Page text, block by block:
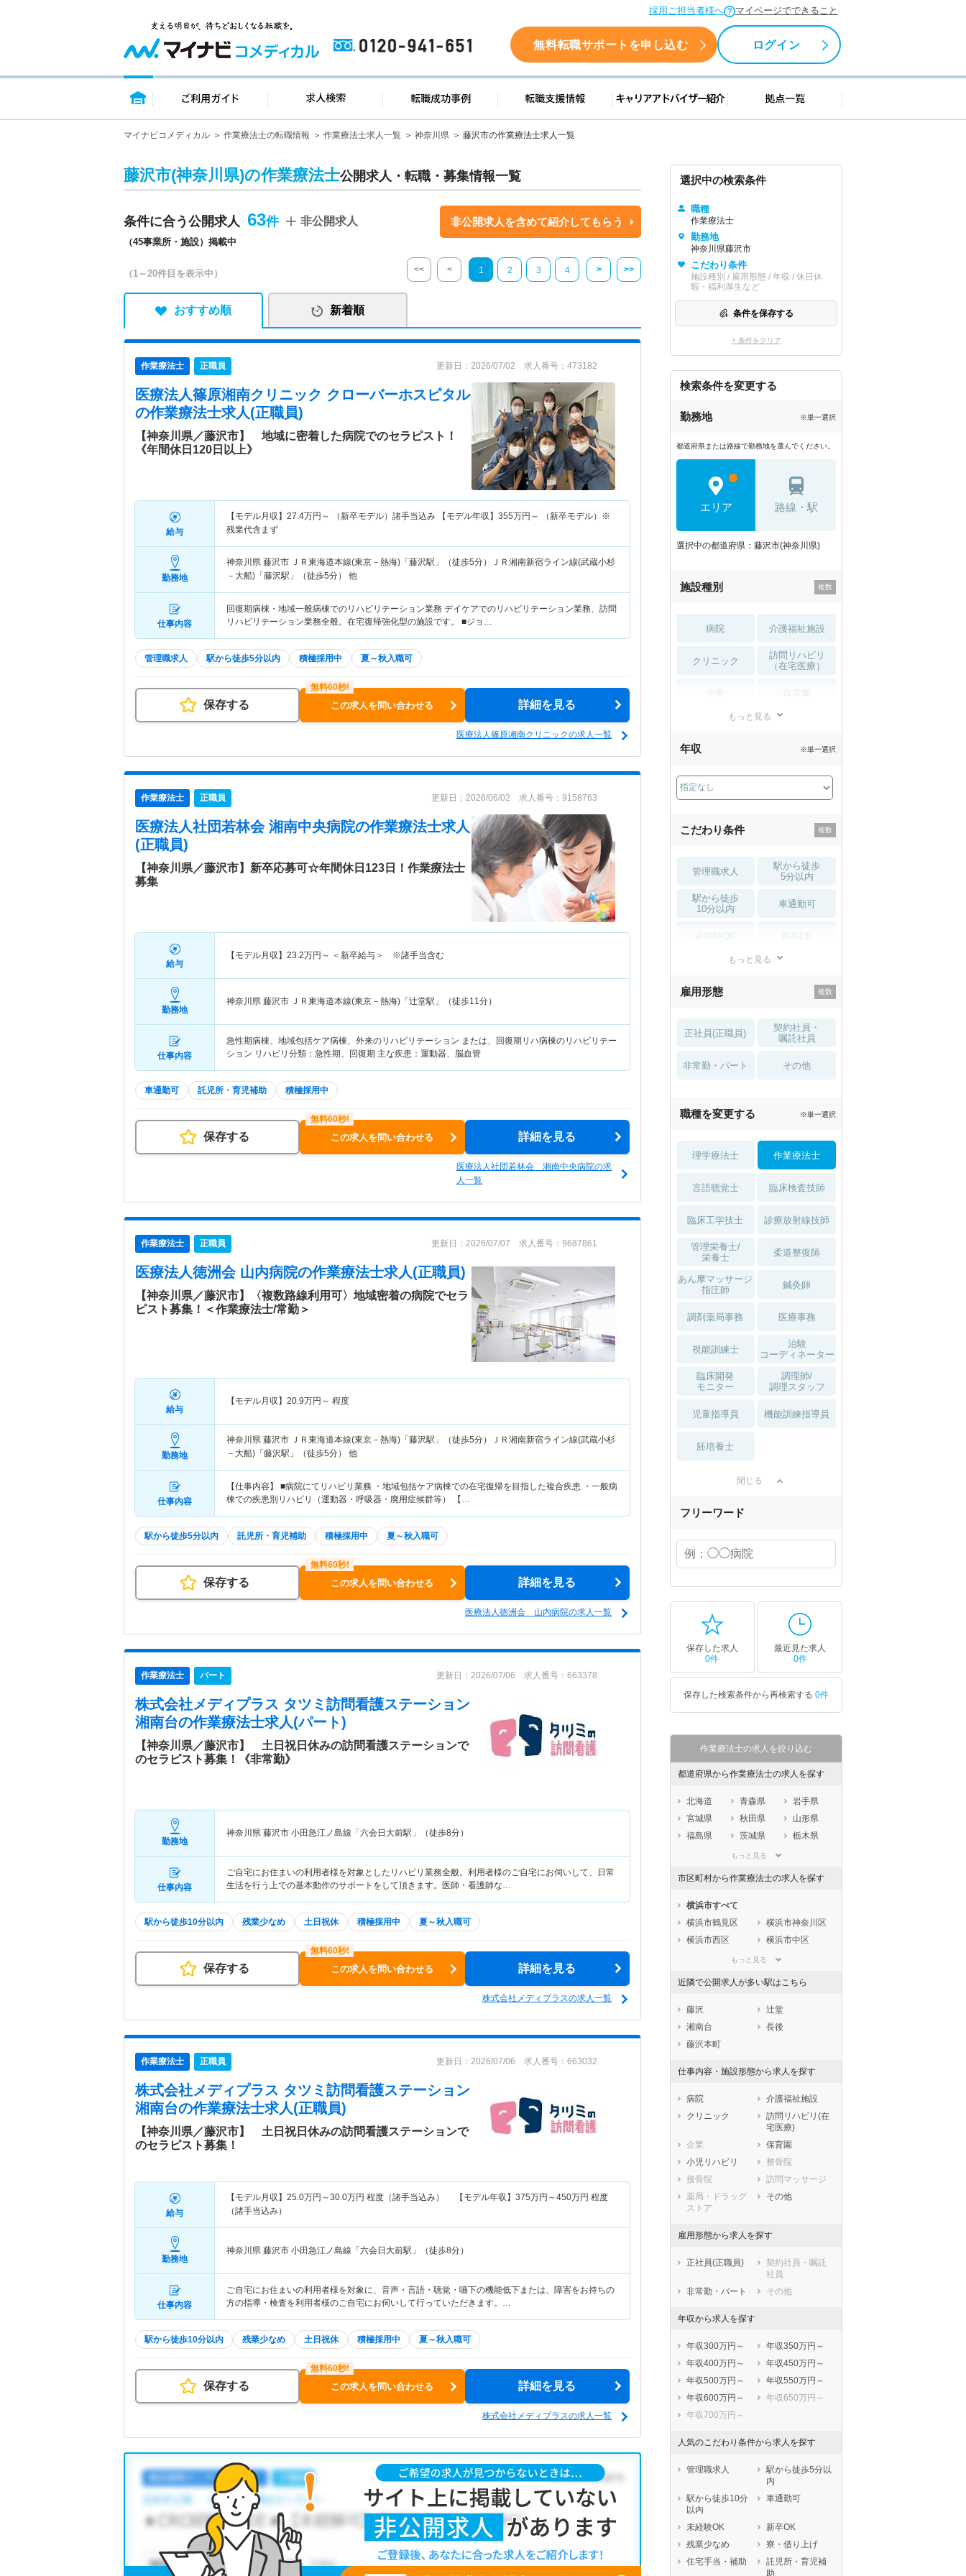
採用ご担当者様へ マイページでできること
0120-941-651 無料転職サポートを申し込む ログイン
トップページ ご利用ガイド 求人検索 転職成功事例 転職支援情報 キャリアアドバイザー紹介 拠点一覧
マイナビコメディカル 作業療法士の転職情報 作業療法士求人一覧 神奈川県 藤沢市の作業療法士求人一覧
藤沢市(神奈川県)の作業療法士公開求人・転職・募集情報一覧
条件に合う公開求人 63
（45事業所・施設）掲載中
非公開求人 非公開求人を含めて紹介してもらう
（1～20件目を表示中） << < 1 2 3 4 > >>
おすすめ順 新着順
作業療法士 正職員 更新日：2026/07/02 求人番号：473182
医療法人篠原湘南クリニック クローバーホスピタル
の作業療法士求人(正職員)
【神奈川県／藤沢市】 地域に密着した病院でのセラピスト！
《年間休日120日以上》
給与
【モデル月収】 27.4万円～ （新卒モデル）諸手当込み 【モデル年収】 355万円～
（新卒モデル）※
残業代含まず
勤務地
神奈川県 藤沢市 ＪＲ東海道本線(東京－熱海)「藤沢駅」（徒歩5分）ＪＲ湘南新宿ライン線(武蔵小杉
－大船)「藤沢駅」（徒歩5分） 他
仕事内容
回復期病棟・地域一般病棟でのリハビリテーション業務 デイケアでのリハビリテーション業務、訪問
リハビリテーション業務全般。在宅復帰強化型の施設です。 ■ジョ…
管理職求人 駅から徒歩5分以内 積極採用中 夏～秋入職可
保存する この求人を問い合わせる 詳細を見る
医療法人篠原湘南クリニックの求人一覧
作業療法士 正職員 更新日：2026/06/02 求人番号：9158763
医療法人社団若林会 湘南中央病院の作業療法士求人
(正職員)
【神奈川県／藤沢市】新卒応募可☆年間休日123日！作業療法士
募集
給与
【モデル月収】 23.2万円～ ＜新卒給与＞ ※諸手当含む
勤務地
神奈川県 藤沢市 ＪＲ東海道本線(東京－熱海)「辻堂駅」（徒歩11分）
仕事内容
急性期病棟、地域包括ケア病棟、外来のリハビリテーション または、回復期リハ病棟のリハビリテー
ション リハビリ分類：急性期、回復期 主な疾患：運動器、脳血管
車通勤可 託児所・育児補助 積極採用中
保存する この求人を問い合わせる 詳細を見る
医療法人社団若林会 湘南中央病院の求
人一覧
作業療法士 正職員 更新日：2026/07/07 求人番号：9687861
医療法人徳洲会 山内病院の作業療法士求人(正職員)
【神奈川県／藤沢市】〈複数路線利用可〉地域密着の病院でセラ
ピスト募集！＜作業療法士/常勤＞
給与
【モデル月収】 20.9万円～ 程度
勤務地
神奈川県 藤沢市 ＪＲ東海道本線(東京－熱海)「藤沢駅」（徒歩5分）ＪＲ湘南新宿ライン線(武蔵小杉
－大船)「藤沢駅」（徒歩5分） 他
仕事内容
【仕事内容】 ■病院にてリハビリ業務 ・地域包括ケア病棟での在宅復帰を目指した複合疾患 ・一般病
棟での疾患別リハビリ（運動器・呼吸器・廃用症候群等） 【…
駅から徒歩5分以内 託児所・育児補助 積極採用中 夏～秋入職可
保存する この求人を問い合わせる 詳細を見る
医療法人徳洲会 山内病院の求人一覧
作業療法士 パート 更新日：2026/07/06 求人番号：663378
株式会社メディプラス タツミ訪問看護ステーション
湘南台の作業療法士求人(パート)
【神奈川県／藤沢市】 土日祝日休みの訪問看護ステーションで
のセラピスト募集！《非常勤》
勤務地
神奈川県 藤沢市 小田急江ノ島線「六会日大前駅」（徒歩8分）
仕事内容
ご自宅にお住まいの利用者様を対象としたリハビリ業務全般。利用者様のご自宅にお伺いして、日常
生活を行う上での基本動作のサポートをして頂きます。医師・看護師な…
駅から徒歩10分以内 残業少なめ 土日祝休 積極採用中 夏～秋入職可
保存する この求人を問い合わせる 詳細を見る
株式会社メディプラスの求人一覧
作業療法士 正職員 更新日：2026/07/06 求人番号：663032
株式会社メディプラス タツミ訪問看護ステーション
湘南台の作業療法士求人(正職員)
【神奈川県／藤沢市】 土日祝日休みの訪問看護ステーションで
のセラピスト募集！
給与
【モデル月収】 25.0万円～30.0万円 程度（諸手当込み） 【モデル年収】 375万円～450万円 程度
（諸手当込み）
勤務地
神奈川県 藤沢市 小田急江ノ島線「六会日大前駅」（徒歩8分）
仕事内容
ご自宅にお住まいの利用者様を対象に、音声・言語・聴覚・嚥下の機能低下または、障害をお持ちの
方の指導・検査を利用者様のご自宅にお伺いして行っていただきます。…
駅から徒歩10分以内 残業少なめ 土日祝休 積極採用中 夏～秋入職可
保存する この求人を問い合わせる 詳細を見る
株式会社メディプラスの求人一覧
選択中の検索条件
職種
作業療法士
勤務地
神奈川県藤沢市
こだわり条件
施設種別 / 雇用形態 / 年収 / 休日休
暇・福利厚生など
条件を保存する
× 条件をクリア
検索条件を変更する
勤務地 ※単一選択
都道府県または路線で勤務地を選んでください。
エリア 路線・駅
選択中の都道府県：藤沢市(神奈川県)
施設種別
病院 介護福祉施設
クリニック
訪問リハビリ
（在宅医療）
薬局・
もっと見る
年収 ※単一選択
こだわり条件
管理職求人
駅から徒歩
5分以内
駅から徒歩
10分以内
車通勤可
住宅手当・補助
土日祝休 無資格 OK
積極採用中 WEB面接OK
もっと見る
雇用形態
正社員(正職員)
契約社員・
嘱託社員
非常勤・パート その他
職種を変更する ※単一選択
理学療法士 作業療法士
言語聴覚士 臨床検査技師
臨床工学技士 診療放射線技師
管理栄養士/
栄養士
柔道整復師
あん摩マッサージ
指圧師
鍼灸師
調剤薬局事務 医療事務
視能訓練士
治験
コーディネーター
臨床開発
モニター
調理師/
調理スタッフ
児童指導員 機能訓練指導員
胚培養士
閉じる
フリーワード
保存した求人
0件
最近見た求人
0件
保存した検索条件から再検索する 0件
作業療法士の求人を絞り込む
都道府県から作業療法士の求人を探す
北海道 青森県
岩手県
宮城県
秋田県
山形県
福島県
茨城県
栃木県
埼玉県
石川県
静岡県
愛知県
三重県
滋賀県
京都府
大阪府
奈良県
香川県
愛媛県
福岡県
佐賀県
熊本県
もっと見る
市区町村から作業療法士の求人を探す
横浜市すべて
横浜市鶴見区
横浜市神奈川区
横浜市西区
横浜市中区
横浜市保土ケ谷
横浜市磯子区
横浜市金沢区
横浜市港北区
横浜市戸塚区
横浜市港南区
横浜市旭区
横浜市緑区
横浜市青葉区
横浜市都筑区
川崎市高津区
川崎市多摩区
川崎市宮前区
川崎市麻生区
相模原市すべて
相模原市緑区
相模原市中央区
相模原市南区
鎌倉市
藤沢市
茅ヶ崎市
逗子市
三浦市
秦野市
海老名市
座間市
南足柄市
綾瀬市
三浦郡葉山町
高座郡寒川町
中郡大磯町
中郡二宮町
足柄上郡中井町
足柄下郡真鶴町
足柄下郡湯河原
町
愛甲郡愛川町
愛甲郡清川村
もっと見る
近隣で公開求人が多い駅はこちら
藤沢
辻堂
湘南台
長後
藤沢本町
仕事内容・施設形態から求人を探す
病院
介護福祉施設
クリニック
訪問リハビリ(在
宅医療)
企業
保育園
小児リハビリ
整骨院
接骨院
訪問マッサージ
薬局・ドラッグ
ストア
その他
雇用形態から求人を探す
正社員(正職員)
契約社員・嘱託
社員
非常勤・パート
その他
年収から求人を探す
年収300万円～
年収350万円～
年収400万円～
年収450万円～
年収500万円～
年収550万円～
年収600万円～
年収650万円～
年収700万円～
人気のこだわり条件から求人を探す
管理職求人
駅から徒歩5分以
内
駅から徒歩10分
以内
車通勤可
未経験OK
新卒OK
残業少なめ
寮・借り上げ
住宅手当・補助
託児所・育児補
助